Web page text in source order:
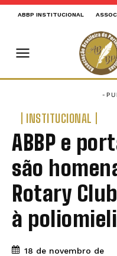
ABBP INSTITUCIONAL
INSTITUCIONAL
ABBP e
são
Rotary
à
18 de novembro de